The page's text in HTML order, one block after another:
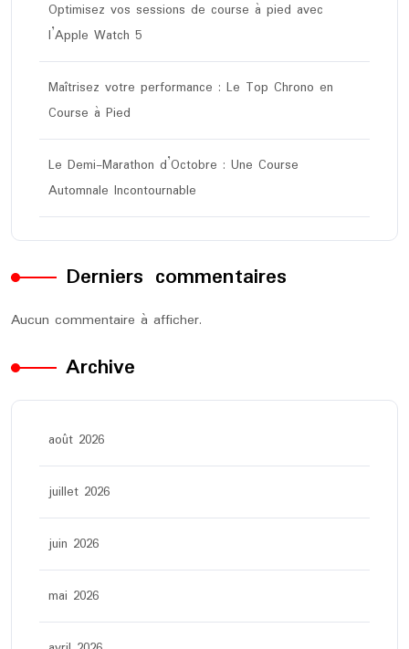
Optimisez vos sessions de course à pied avec
l’Apple Watch 5
Maîtrisez votre performance : Le Top Chrono en
Course à Pied
Le Demi-Marathon d’Octobre : Une Course
Automnale Incontournable
Derniers commentaires
Aucun commentaire à afficher.
Archive
août 2026
juillet 2026
juin 2026
mai 2026